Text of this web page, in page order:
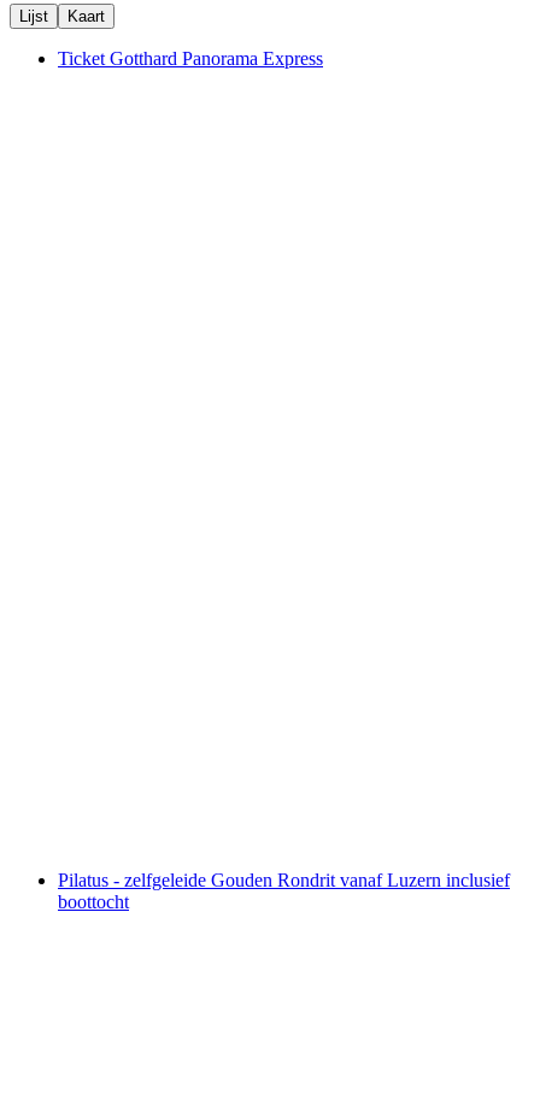
Lijst Kaart
Ticket Gotthard Panorama Express
Pilatus - zelfgeleide Gouden Rondrit vanaf Luzern inclusief
boottocht